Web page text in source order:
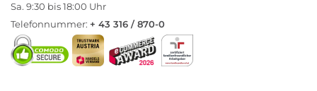
Sa. 9:30 bis 18:00 Uhr
Telefonnummer: + 43 316 / 870-0